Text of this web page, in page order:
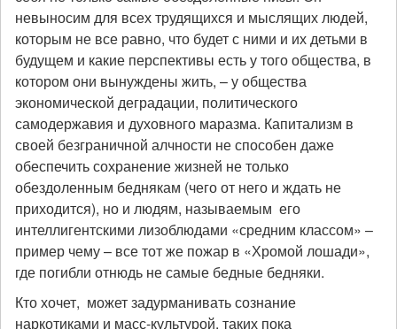
невыносим для всех трудящихся и мыслящих людей,
которым не все равно, что будет с ними и их детьми в
будущем и какие перспективы есть у того общества, в
котором они вынуждены жить, – у общества
экономической деградации, политического
самодержавия и духовного маразма. Капитализм в
своей безграничной алчности не способен даже
обеспечить сохранение жизней не только
обездоленным беднякам (чего от него и ждать не
приходится), но и людям, называемым его
интеллигентскими лизоблюдами «средним классом» –
пример чему – все тот же пожар в «Хромой лошади»,
где погибли отнюдь не самые бедные бедняки.
Кто хочет, может задурманивать сознание
наркотиками и масс-культурой, таких пока